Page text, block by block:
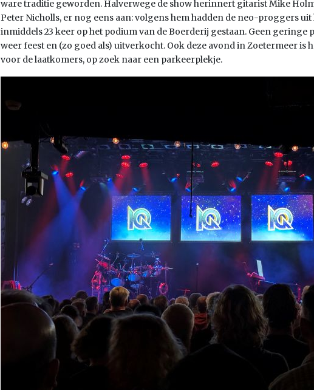
ware traditie geworden. Halverwege de show herinnert gitarist Mike
Peter Nicholls, er nog eens aan: volgens hem hadden de neo-proggers
inmiddels 23 keer op het podium van de Boerderij gestaan. Geen geringe
weer feest en (zo goed als) uitverkocht. Ook deze avond in Zoetermeer is
voor de laatkomers, op zoek naar een parkeerplekje.